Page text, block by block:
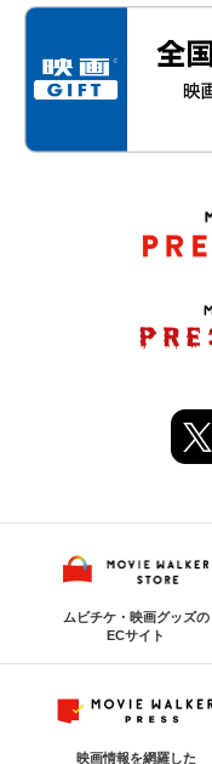
ムビチケ・映画グッズの
ECサイト
映画情報を網羅した